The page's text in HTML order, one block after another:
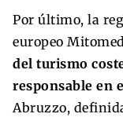
Por último, la
europeo
del turismo
responsable en
Abruzzo,